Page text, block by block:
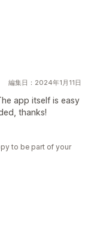
編集日：2024年1月11日
app itself is easy
thanks!
to be part of your